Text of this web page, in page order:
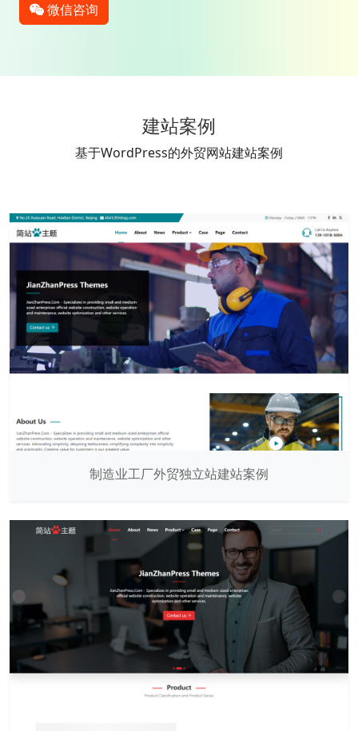
微信咨询
建站案例
基于WordPress的外贸网站建站案例
制造业工厂外贸独立站建站案例